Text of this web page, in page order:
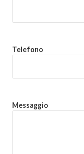
Telefono
Messaggio